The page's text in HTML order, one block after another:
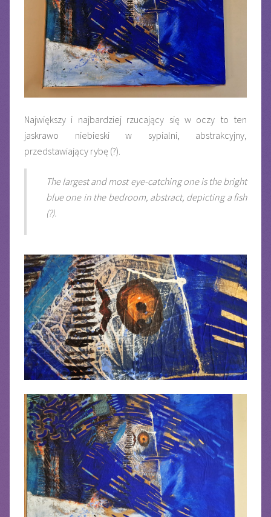
Największy i najbardziej rzucający się w oczy to ten
jaskrawo niebieski w sypialni, abstrakcyjny,
przedstawiający rybę (?).
The largest and most eye-catching one is the bright
blue one in the bedroom, abstract, depicting a fish
(?).